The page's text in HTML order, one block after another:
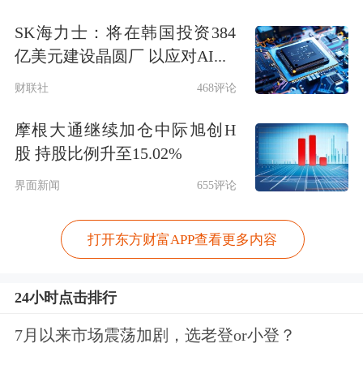
瑞银集团 日前也表示，投资者应该买入
SK海力士计划发行的ADR，卖出该芯
片制造商的韩国上市股票，因为前者在
交易时可能享有溢价。
这家瑞士
的销售和交易部门在给客
投资者来说，这些ADR可能比韩国股票
上市股票的全球投资组合经理或也能够
SK海力士：将在韩国投资384
亿美元建设晶圆厂 以应对AI...
财联社 468评论
摩根大通继续加仓中际旭创H
股 持股比例升至15.02%
界面新闻 655评论
打开东方财富APP查看更多内容
24小时点击排行
7月以来市场震荡加剧，选老登or小登？